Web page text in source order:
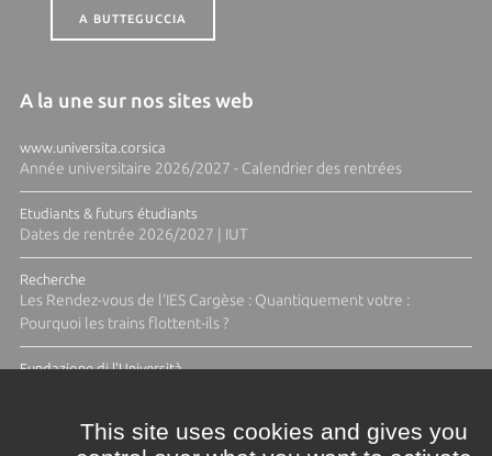
A BUTTEGUCCIA
A la une sur nos sites web
www.universita.corsica
Année universitaire 2026/2027 - Calendrier des rentrées
Etudiants & futurs étudiants
Dates de rentrée 2026/2027 | IUT
Recherche
Les Rendez-vous de l'IES Cargèse : Quantiquement votre :
Pourquoi les trains flottent-ils ?
Fundazione di l'Università
This site uses cookies and gives you